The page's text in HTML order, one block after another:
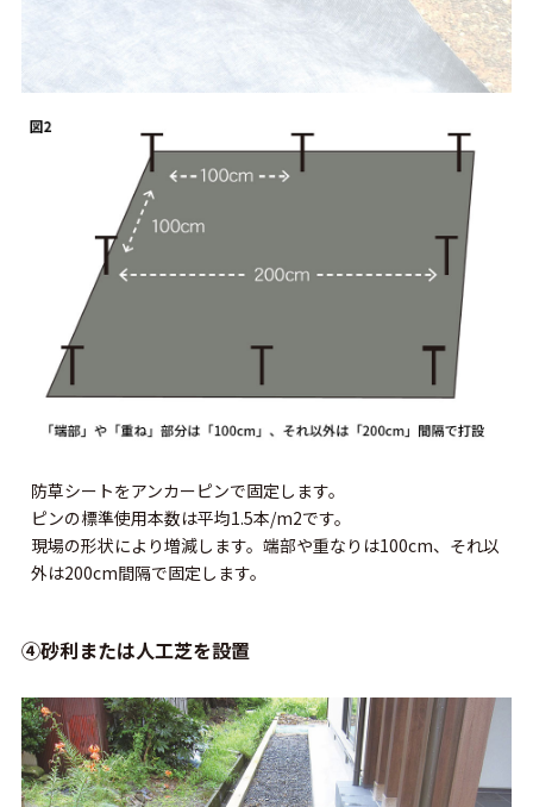
防草シートをアンカーピンで固定します。
ピンの標準使用本数は平均1.5本/m2です。
現場の形状により増減します。端部や重なりは100cm、それ以
外は200cm間隔で固定します。
④砂利または人工芝を設置